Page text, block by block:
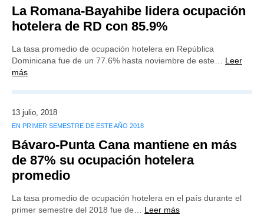
La Romana-Bayahibe lidera ocupación
hotelera de RD con 85.9%
La tasa promedio de ocupación hotelera en República
Dominicana fue de un 77.6% hasta noviembre de este… Leer
más
13 julio, 2018
EN PRIMER SEMESTRE DE ESTE AÑO 2018
Bávaro-Punta Cana mantiene en más
de 87% su ocupación hotelera
promedio
La tasa promedio de ocupación hotelera en el país durante el
primer semestre del 2018 fue de… Leer más